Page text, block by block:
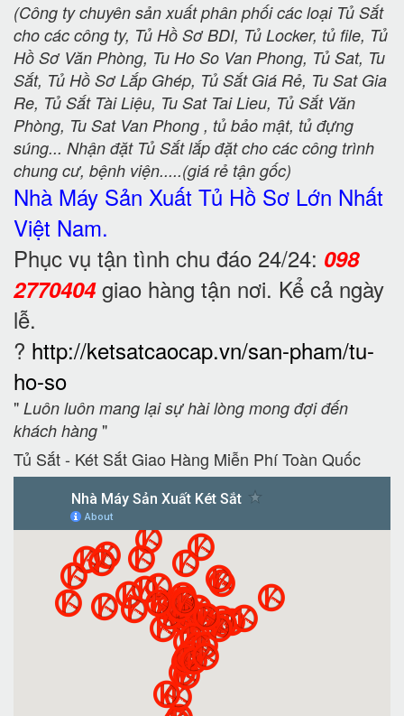
(Công ty chuyên sản xuất phân phối các loại Tủ Sắt
cho các công ty, Tủ Hồ Sơ BDI, Tủ Locker, tủ file, Tủ
Hồ Sơ Văn Phòng, Tu Ho So Van Phong, Tủ Sat, Tu
Sắt, Tủ Hồ Sơ Lắp Ghép, Tủ Sắt Giá Rẻ, Tu Sat Gia
Re, Tủ Sắt Tài Liệu, Tu Sat Tai Lieu, Tủ Sắt Văn
Phòng, Tu Sat Van Phong , tủ bảo mật, tủ đựng
súng... Nhận đặt Tủ Sắt lắp đặt cho các công trình
chung cư, bệnh viện.....(giá rẻ tận gốc)
Nhà Máy Sản Xuất Tủ Hồ Sơ Lớn Nhất
Việt Nam.
Phục vụ tận tình chu đáo 24/24: 098
2770404giao hàng tận nơi. Kể cả ngày
lễ.
? http://ketsatcaocap.vn/san-pham/tu-
ho-so
" Luôn luôn mang lại sự hài lòng mong đợi đến
khách hàng "
Tủ Sắt - Két Sắt Giao Hàng Miễn Phí Toàn Quốc